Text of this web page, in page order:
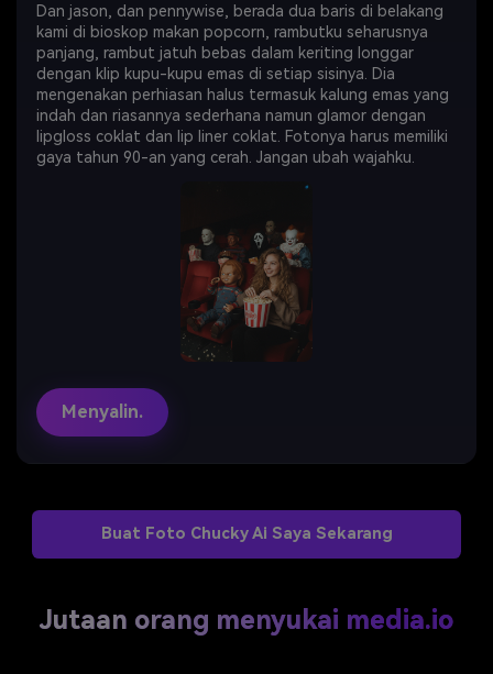
Dan jason, dan pennywise, berada dua baris di belakang
kami di bioskop makan popcorn, rambutku seharusnya
panjang, rambut jatuh bebas dalam keriting longgar
dengan klip kupu-kupu emas di setiap sisinya. Dia
mengenakan perhiasan halus termasuk kalung emas yang
indah dan riasannya sederhana namun glamor dengan
lipgloss coklat dan lip liner coklat. Fotonya harus memiliki
gaya tahun 90-an yang cerah. Jangan ubah wajahku.
Menyalin.
Buat Foto Chucky Ai Saya Sekarang
Jutaan orang menyukai media.io